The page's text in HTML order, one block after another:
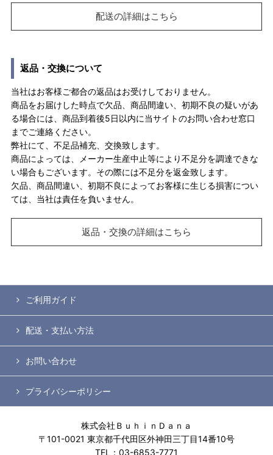
配送の詳細はこちら
返品・交換について
当社はお客様ご都合の返品はお受けしておりません。
商品をお届けした時点で欠品、商品間違い、初期不良の疑いがあ
る場合には、商品到着後5日以内に当サイトのお問い合わせ窓口
までご連絡ください。
弊社にて、不足品補充、交換致します。
商品によっては、メーカー生産中止等により不足分を調達できな
い場合もございます。その際には不足分を返金致します。
欠品、商品間違い、初期不良によってお客様に生じる損害につい
ては、当社は責任を負いません。
返品・交換の詳細はこちら
ご利用ガイド
配送・支払い方法
お問い合わせ
プライバシーポリシー
株式会社ＢｕｈｉｎＤａｎａ
〒101-0021 東京都千代田区外神田三丁目14番10号
TEL：03-6853-7771